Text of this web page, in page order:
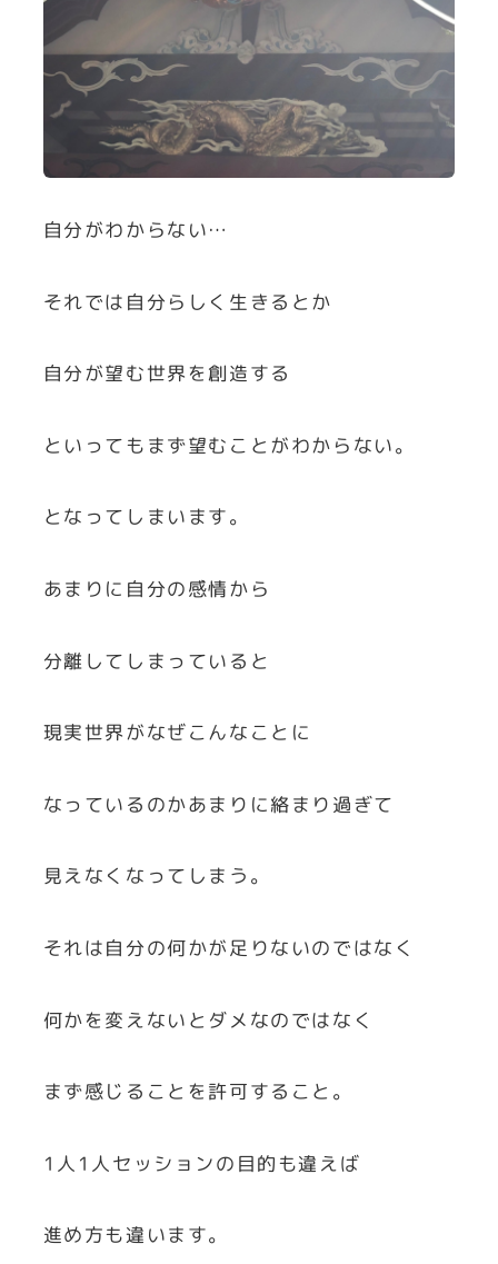
自分がわからない…
それでは自分らしく生きるとか
自分が望む世界を創造する
といってもまず望むことがわからない。
となってしまいます。
あまりに自分の感情から
分離してしまっていると
現実世界がなぜこんなことに
なっているのかあまりに絡まり過ぎて
見えなくなってしまう。
それは自分の何かが足りないのではなく
何かを変えないとダメなのではなく
まず感じることを許可すること。
1人1人セッションの目的も違えば
進め方も違います。